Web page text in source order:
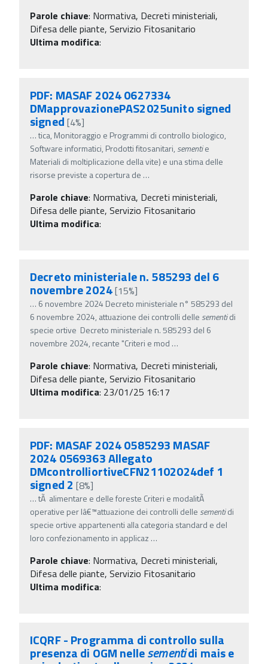
Parole chiave: Normativa, Decreti ministeriali,
Difesa delle piante, Servizio Fitosanitario
Ultima modifica:
PDF: MASAF 2024 0627334
DMapprovazionePAS2025unito signed
signed [4%]
…tica, Monitoraggio e Programmi di controllo biologico,
Software informatici, Prodotti fitosanitari, sementie
Materiali di moltiplicazione della vite) e una stima delle
risorse previste a copertura de …
Parole chiave: Normativa, Decreti ministeriali,
Difesa delle piante, Servizio Fitosanitario
Ultima modifica:
Decreto ministeriale n. 585293 del 6
novembre 2024[15%]
… 6 novembre 2024 Decreto ministeriale n° 585293 del
6 novembre 2024, attuazione dei controlli delle sementidi
specie ortive Decreto ministeriale n. 585293 del 6
novembre 2024, recante "Criteri e mod …
Parole chiave: Normativa, Decreti ministeriali,
Difesa delle piante, Servizio Fitosanitario
Ultima modifica: 23/01/25 16:17
PDF: MASAF 2024 0585293 MASAF
2024 0569363 Allegato
DMcontrolliortiveCFN21102024def 1
signed 2[8%]
…tÃ alimentare e delle foreste Criteri e modalitÃ
operative per lâ€™attuazione dei controlli delle sementidi
specie ortive appartenenti alla categoria standard e del
loro confezionamento in applicaz …
Parole chiave: Normativa, Decreti ministeriali,
Difesa delle piante, Servizio Fitosanitario
Ultima modifica:
ICQRF - Programma di controllo sulla
presenza di OGM nellesementidi mais e